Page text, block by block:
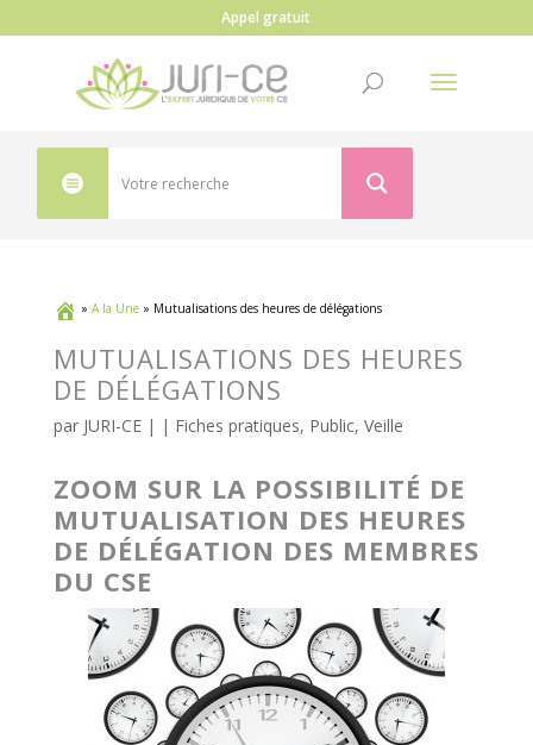
Appel gratuit
» A la Une» Mutualisations des heures de délégations
MUTUALISATIONS DES HEURES
DE DÉLÉGATIONS
par JURI-CE| | Fiches pratiques, Public, Veille
ZOOM SUR LA POSSIBILITÉ DE
MUTUALISATION DES HEURES
DE DÉLÉGATION DES MEMBRES
DU CSE